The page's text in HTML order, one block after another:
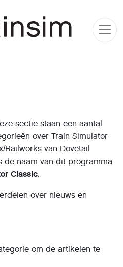
sectie staan een aantal
over Train Simulator
Railworks van Dovetail
de naam van dit programma
Classic.
over nieuws en
om de artikelen te